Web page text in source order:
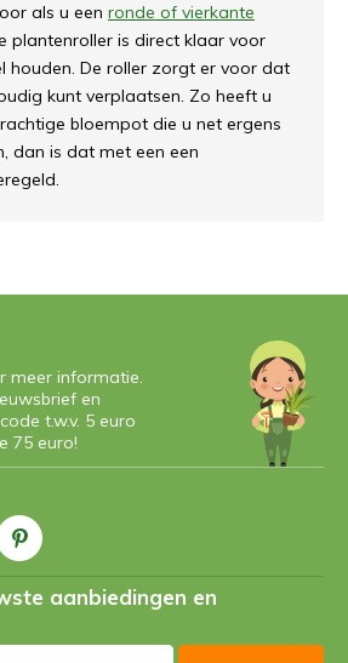
als u een ronde of vierkante
plantenroller is direct klaar voor
houden. De roller zorgt er voor dat
kunt verplaatsen. Zo heeft u
bloempot die u net ergens
dan is dat met een een
meer informatie.
en
t.w.v. 5 euro
75 euro!
aanbiedingen en